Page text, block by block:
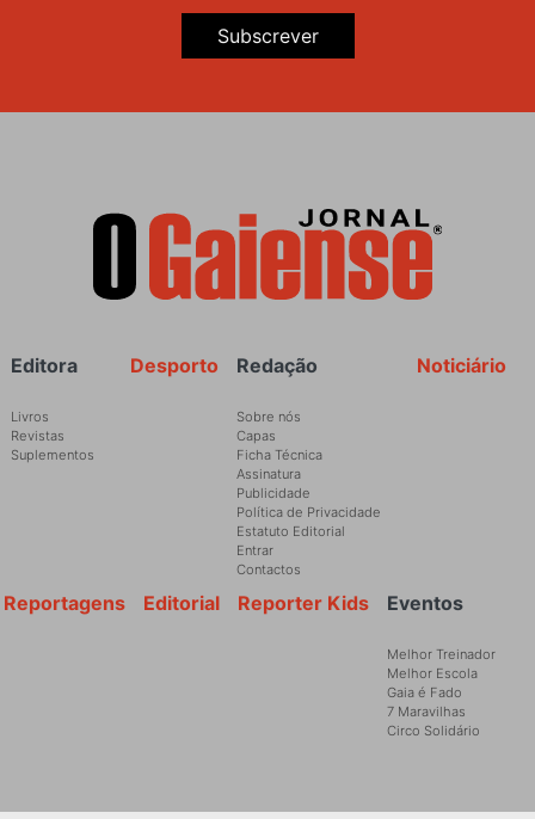
Subscrever
Rodapé Noticiário
Redação
Sobre nós
Capas
Ficha Técnica
Assinatura
Publicidade
Política de Privacidade
Estatuto Editorial
Entrar
Contactos
Desporto
Editora
Livros
Revistas
Suplementos
Eventos
Melhor Treinador
Melhor Escola
Gaia é Fado
7 Maravilhas
Circo Solidário
Reporter Kids
Editorial
Reportagens